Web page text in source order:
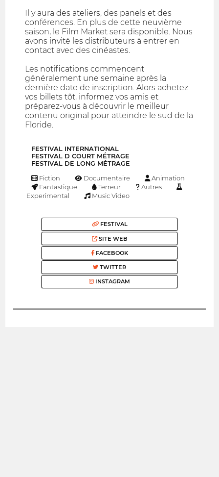
Il y aura des ateliers, des panels et des
conférences. En plus de cette neuvième
saison, le Film Market sera disponible. Nous
avons invité les distributeurs à entrer en
contact avec des cinéastes.
Les notifications commencent
généralement une semaine après la
dernière date de inscription. Alors achetez
vos billets tôt, informez vos amis et
préparez-vous à découvrir le meilleur
contenu original pour atteindre le sud de la
Floride.
FESTIVAL INTERNATIONAL
FESTIVAL D COURT MÉTRAGE
FESTIVAL DE LONG MÉTRAGE
Fiction Documentaire
Animation
Fantastique
Terreur
Autres
Experimental
Music Video
FESTIVAL
SITE WEB
FACEBOOK
TWITTER
INSTAGRAM